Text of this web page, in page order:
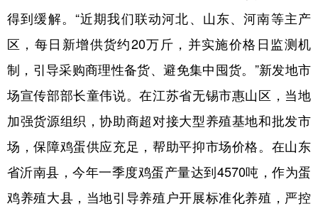
得到缓解。“近期我们联动河北、山东、河南等主产
区，每日新增供货约20万斤，并实施价格日监测机
制，引导采购商理性备货、避免集中囤货。”新发地市
场宣传部部长童伟说。在江苏省无锡市惠山区，当地
加强货源组织，协助商超对接大型养殖基地和批发市
场，保障鸡蛋供应充足，帮助平抑市场价格。在山东
省沂南县，今年一季度鸡蛋产量达到4570吨，作为蛋
鸡养殖大县，当地引导养殖户开展标准化养殖，严控